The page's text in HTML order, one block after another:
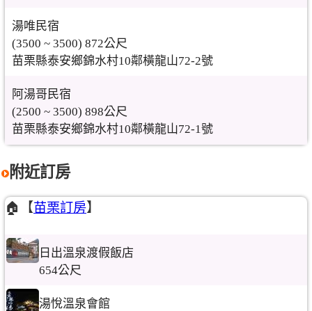
湯唯民宿
(3500 ~ 3500) 872公尺
苗栗縣泰安鄉錦水村10鄰橫龍山72-2號
阿湯哥民宿
(2500 ~ 3500) 898公尺
苗栗縣泰安鄉錦水村10鄰橫龍山72-1號
附近訂房
🏠【苗栗訂房】
日出溫泉渡假飯店
654公尺
湯悅溫泉會館